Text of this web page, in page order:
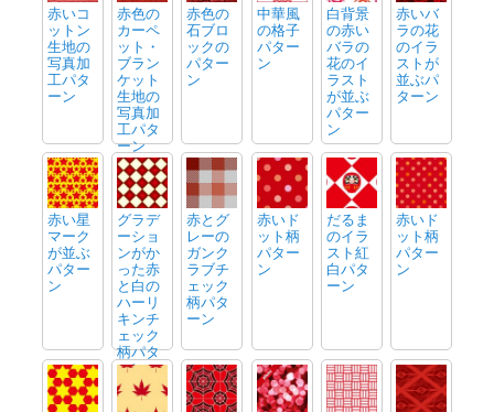
赤いコ
ットン
生地の
写真加
工パタ
ーン
赤色の
カーペ
ット・
ブラン
ケット
生地の
写真加
工パタ
ーン
赤色の
石ブロ
ックの
パター
ン
中華風
の格子
パター
ン
白背景
の赤い
バラの
花のイ
ラスト
が並ぶ
パター
ン
赤いバ
ラの花
のイラ
ストが
並ぶパ
ターン
赤い星
マーク
が並ぶ
パター
ン
グラデ
ーショ
ンがか
った赤
と白の
ハーリ
キンチ
ェック
柄パタ
ーン
赤とグ
レーの
ガンク
ラブチ
ェック
柄パタ
ーン
赤いド
ット柄
パター
ン
だるま
のイラ
スト紅
白パタ
ーン
赤いド
ット柄
パター
ン